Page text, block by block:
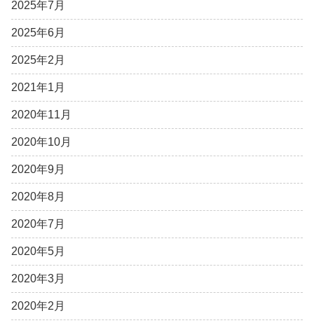
2025年7月
2025年6月
2025年2月
2021年1月
2020年11月
2020年10月
2020年9月
2020年8月
2020年7月
2020年5月
2020年3月
2020年2月